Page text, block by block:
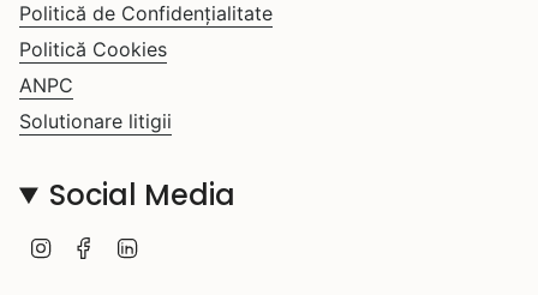
Politică de Confidențialitate
Politică Cookies
ANPC
Solutionare litigii
Social Media